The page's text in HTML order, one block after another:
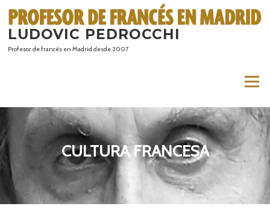
contenido
LUDOVIC PEDROCCHI
Profesor de francés en Madrid desde 2007
Menú
CULTURA FRANCESA